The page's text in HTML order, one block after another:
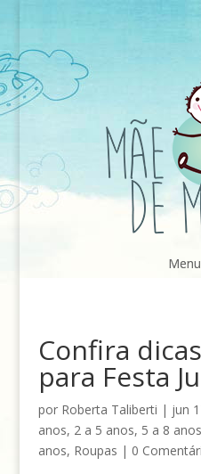
Confira
para Festa
por Roberta Taliberti | jun
anos, 2 a 5 anos, 5 a 8 anos
anos, Roupas | 0